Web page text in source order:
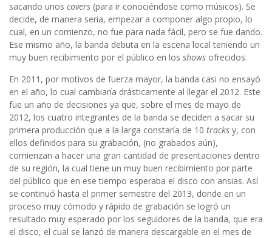
sacando unos covers (para ir conociéndose como músicos). Se
decide, de manera seria, empezar a componer algo propio, lo
cual, en un comienzo, no fue para nada fácil, pero se fue dando.
Ese mismo año, la banda debuta en la escena local teniendo un
muy buen recibimiento por el público en los shows ofrecidos.
En 2011, por motivos de fuerza mayor, la banda casi no ensayó
en el año, lo cual cambiaría drásticamente al llegar el 2012. Este
fue un año de decisiones ya que, sobre el mes de mayo de
2012, los cuatro integrantes de la banda se deciden a sacar su
primera producción que a la larga constaría de 10 tracks y, con
ellos definidos para su grabación, (no grabados aún),
comienzan a hacer una gran cantidad de presentaciones dentro
de su región, la cual tiene un muy buen recibimiento por parte
del público que en ese tiempo esperaba el disco con ansias. Así
se continuó hasta el primer semestre del 2013, donde en un
proceso muy cómodo y rápido de grabación se logró un
resultado muy esperado por los seguidores de la banda, que era
el disco, el cual se lanzó de manera descargable en el mes de